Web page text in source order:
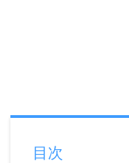
目次